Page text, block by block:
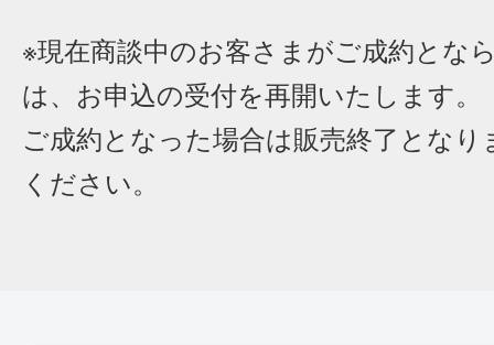
※現在商談中のお客さまがご成約とな
は、お申込の受付を再開いたします。
ご成約となった場合は販売終了となり
ください。